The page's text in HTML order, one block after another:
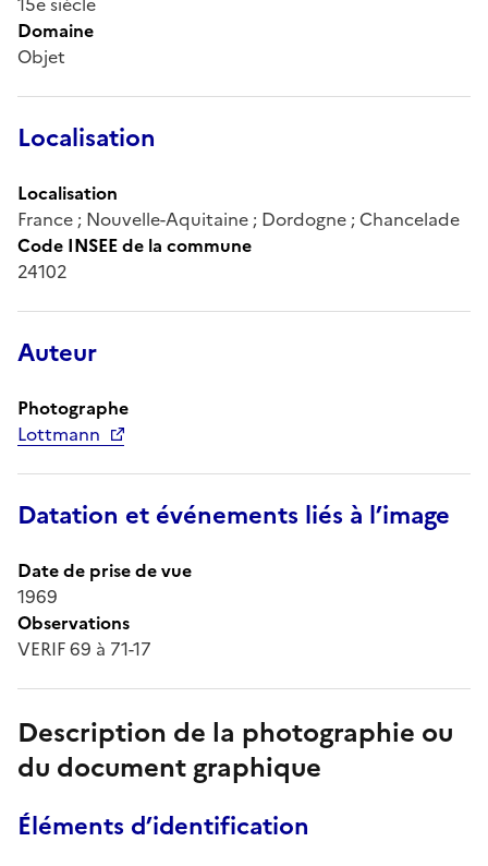
Domaine
Objet
Localisation
Localisation
France ; Nouvelle-Aquitaine ; Dordogne ; Chancelade
Code INSEE de la commune
24102
Auteur
Photographe
Lottmann
Datation et événements liés à l’image
Date de prise de vue
1969
Observations
VERIF 69 à 71-17
Description de la photographie ou
du document graphique
Éléments d’identification